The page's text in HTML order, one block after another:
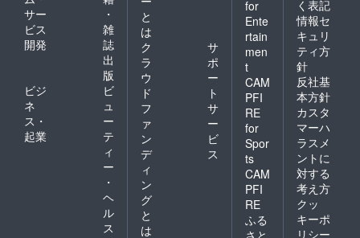
サー
ビス
開発
・
雑
誌
出
版
ビジ
ネ
ス・
起業
ビ
ュ
ー
テ
ィ
ー
・
ヘ
ル
ス
と
は
ク
ラ
ウ
ド
フ
ァ
ン
デ
ィ
ン
グ
と
は
サ
ポ
ー
ト
サ
ー
ビ
ス
for
Ente
rtain
men
t
CAM
PFI
RE
for
Spor
ts
CAM
PFI
RE
ふる
く表記
情報セ
キュリ
ティ方
針
反社基
本方針
カスタ
マーハ
ラスメ
ントに
対する
考え方
クッ
キーポ
リシー